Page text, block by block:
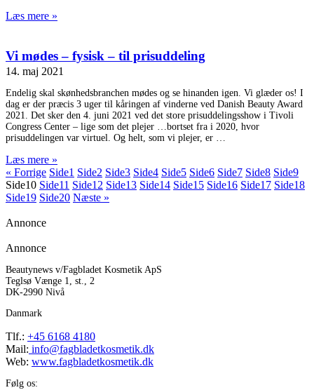
Læs mere »
Vi mødes – fysisk – til prisuddeling
14. maj 2021
Endelig skal skønhedsbranchen mødes og se hinanden igen. Vi glæder os! I
dag er der præcis 3 uger til kåringen af vinderne ved Danish Beauty Award
2021. Det sker den 4. juni 2021 ved det store prisuddelingsshow i Tivoli
Congress Center – lige som det plejer …bortset fra i 2020, hvor
prisuddelingen var virtuel. Og helt, som vi plejer, er
Læs mere »
« Forrige Side1 Side2 Side3 Side4 Side5 Side6 Side7 Side8 Side9
Side10 Side11 Side12 Side13 Side14 Side15 Side16 Side17 Side18
Side19 Side20 Næste »
Annonce
Annonce
Beautynews v/Fagbladet Kosmetik ApS
Teglsø Vænge 1, st., 2
DK-2990 Nivå
Danmark
Tlf.: +45 6168 4180
Mail: info@fagbladetkosmetik.dk
Web: www.fagbladetkosmetik.dk
Følg os: